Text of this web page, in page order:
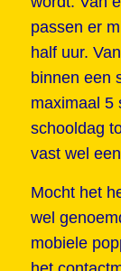
passen er
half uur.
binnen een
maximaal 5
schooldag
vast wel
Mocht het
wel
mobiele